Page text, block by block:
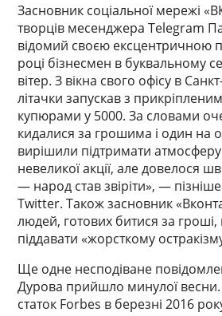
Засновник соціальної мережі
творців месенджера Telegram
відомий своєю ексцентричною
році бізнесмен в буквальному
вітер. З вікна свого офісу в
літачки запускав з
купюрами у 5000. За словами
кидалися за грошима і один на
вирішили підтримати атмосферу
невеликої акції, але довелося
— народ став звіріти», —
Twitter. Також засновник
людей, готових битися за гроші,
піддавати «жорсткому
Ще одне несподіване
Дурова прийшло минулої
статок Forbes в березні 2016